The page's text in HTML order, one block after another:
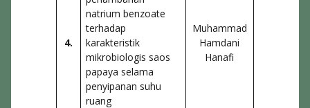
4.
natrium benzoate
terhadap
karakteristik
mikrobiologis saos
papaya selama
penyipanan suhu
ruang
Muhammad
Hamdani
Hanafi